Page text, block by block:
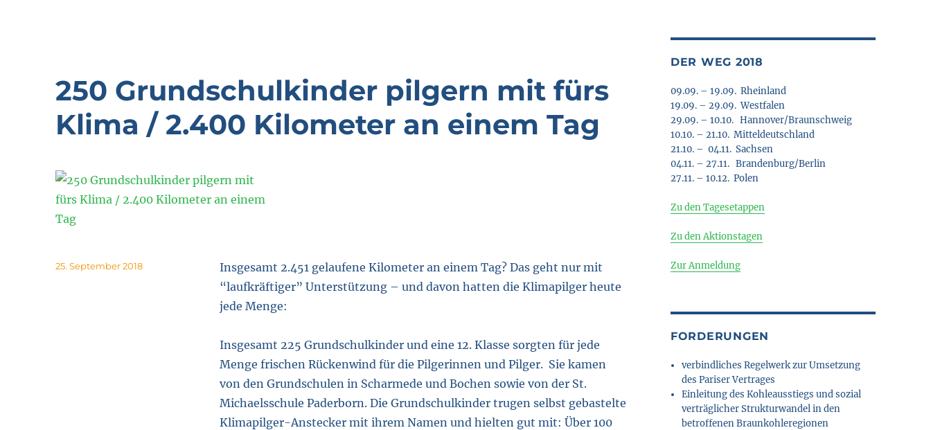
250 Grundschulkinder pilgern mit fürs
Klima / 2.400 Kilometer an einem Tag
Insgesamt 2.451 gelaufene Kilometer an einem Tag? Das geht nur mit
“laufkräftiger” Unterstützung – und davon hatten die Klimapilger heute
jede Menge:
Insgesamt 225 Grundschulkinder und eine 12. Klasse sorgten für jede
Menge frischen Rückenwind für die Pilgerinnen und Pilger. Sie kamen
von den Grundschulen in Scharmede und Bochen sowie von der St.
Michaelsschule Paderborn. Die Grundschulkinder trugen selbst gebastelte
Klimapilger-Anstecker mit ihrem Namen und hielten gut mit: Über 100
Posted
25. September 2018
DER WEG 2018
09.09. – 19.09. Rheinland
19.09. – 29.09. Westfalen
29.09. – 10.10. Hannover/Braunschweig
10.10. – 21.10. Mitteldeutschland
21.10. – 04.11. Sachsen
04.11. – 27.11. Brandenburg/Berlin
27.11. – 10.12. Polen
Zu den Tagesetappen
Zu den Aktionstagen
Zur Anmeldung
FORDERUNGEN
verbindliches Regelwerk zur Umsetzung
des Pariser Vertrages
Einleitung des Kohleausstiegs und sozial
verträglicher Strukturwandel in den
betroffenen Braunkohleregionen